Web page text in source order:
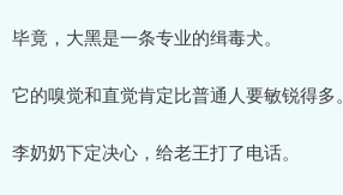
毕竟，大黑是一条专业的缉毒犬。
它的嗅觉和直觉肯定比普通人要敏锐得多。
李奶奶下定决心，给老王打了电话。